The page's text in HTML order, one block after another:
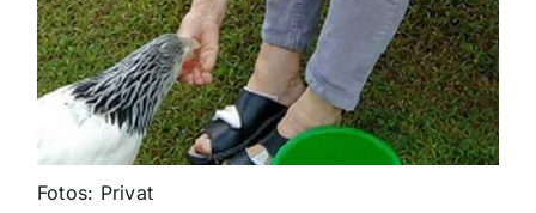
Fotos: Privat